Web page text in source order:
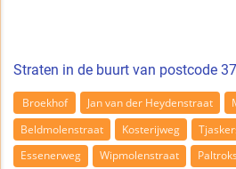
Straten in de buurt van postcode
Broekhof Jan van der Heydenstraat
Beldmolenstraat
Kosterijweg
Essenerweg
Wipmolenstraat